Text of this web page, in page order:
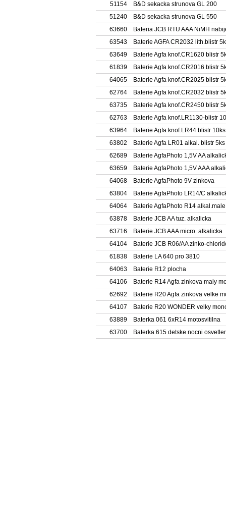
51154
B&D sekacka strunova GL 200
51240
B&D sekacka strunova GL 550
63660
Bateria JCB RTU AAA NiMH
63543
Baterie AGFA CR2032 lith.blistr
63649
Baterie Agfa knof.CR1620 blistr
61839
Baterie Agfa knof.CR2016 blistr
64065
Baterie Agfa knof.CR2025 blistr
62764
Baterie Agfa knof.CR2032 blistr
63735
Baterie Agfa knof.CR2450 blistr
62763
Baterie Agfa knof.LR1130-blistr
63964
Baterie Agfa knof.LR44 blistr 10ks
63802
Baterie Agfa LR01 alkal. blistr 5ks
62689
Baterie AgfaPhoto 1,5V AA
63659
Baterie AgfaPhoto 1,5V AAA
64068
Baterie AgfaPhoto 9V zinkova
63804
Baterie AgfaPhoto LR14/C
64064
Baterie AgfaPhoto R14
63878
Baterie JCB AA tuz. alkalicka
63716
Baterie JCB AAA micro. alkalicka
64104
Baterie JCB R06/AA zinko-
61838
Baterie LA 640 pro 3810
64063
Baterie R12 plocha
64106
Baterie R14 Agfa zinkova maly
62692
Baterie R20 Agfa zinkova velke
64107
Baterie R20 WONDER velky
63889
Baterka 061 6xR14 motosvitilna
63700
Baterka 615 detske nocni